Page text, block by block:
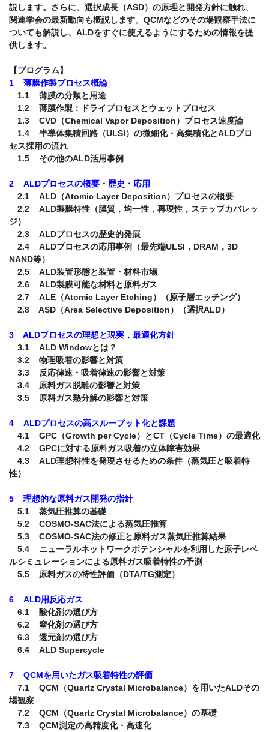
説します。さらに、選択成長（ASD）の原理と開発方針に触れ、
関連学会の最新動向も概説します。QCMなどのその場観察手法に
ついても解説し、ALDをすぐに使えるようにするための情報を提
供します。
【プログラム】
1 薄膜作製プロセス概論
1.1 薄膜の分類と用途
1.2 薄膜作製：ドライプロセスとウェットプロセス
1.3 CVD（Chemical Vapor Deposition）プロセス速度論
1.4 半導体集積回路（ULSI）の微細化・高集積化とALDプロ
セス採用の流れ
1.5 その他のALD活用事例
2 ALDプロセスの概要・歴史・応用
2.1 ALD（Atomic Layer Deposition）プロセスの概要
2.2 ALD製膜特性（膜質，均一性，再現性，ステップカバレッ
ジ）
2.3 ALDプロセスの歴史的発展
2.4 ALDプロセスの応用事例（最先端ULSI，DRAM，3D
NAND等）
2.5 ALD装置形態と装置・材料市場
2.6 ALD製膜可能な材料と原料ガス
2.7 ALE（Atomic Layer Etching）（原子層エッチング）
2.8 ASD（Area Selective Deposition）（選択ALD）
3 ALDプロセスの理想と現実，最適化方針
3.1 ALD Windowとは？
3.2 物理吸着の影響と対策
3.3 反応律速・吸着律速の影響と対策
3.4 原料ガス脱離の影響と対策
3.5 原料ガス熱分解の影響と対策
4 ALDプロセスの高スループット化と課題
4.1 GPC（Growth per Cycle）とCT（Cycle Time）の最適化
4.2 GPCに対する原料ガス吸着の立体障害効果
4.3 ALD理想特性を発現させるための条件（蒸気圧と吸着特
性）
5 理想的な原料ガス開発の指針
5.1 蒸気圧推算の基礎
5.2 COSMO-SAC法による蒸気圧推算
5.3 COSMO-SAC法の修正と原料ガス蒸気圧推算結果
5.4 ニューラルネットワークポテンシャルを利用した原子レベ
ルシミュレーションによる原料ガス吸着特性の予測
5.5 原料ガスの特性評価（DTA/TG測定）
6 ALD用反応ガス
6.1 酸化剤の選び方
6.2 窒化剤の選び方
6.3 還元剤の選び方
6.4 ALD Supercycle
7 QCMを用いたガス吸着特性の評価
7.1 QCM（Quartz Crystal Microbalance）を用いたALDその
場観察
7.2 QCM（Quartz Crystal Microbalance）の基礎
7.3 QCM測定の高精度化・高速化